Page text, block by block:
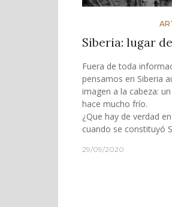
Siberia: lugar
Fuera de toda
pensamos en Siberia
imagen a la cabeza:
hace mucho frío.
¿Que hay de verdad
cuando se constituyó
29/09/2020